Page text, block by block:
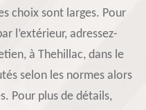
choix sont larges. Pour
l’extérieur, adressez-
à Thehillac, dans le
selon les normes alors
Pour plus de détails,